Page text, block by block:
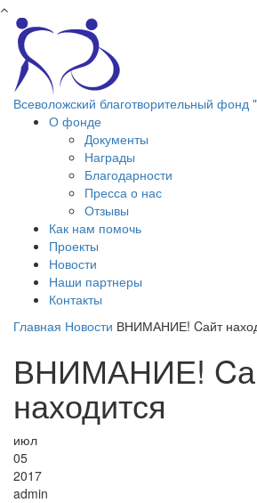
Перейти к основному содержанию
Всеволожский благотворительный
О фонде
Документы
Награды
Благодарности
Пресса о нас
Отзывы
Как нам помочь
Проекты
Новости
Наши партнеры
Контакты
Главная Новости ВНИМАНИЕ! Cайт
ВНИМАНИЕ!
находится
июл
05
2017
admin